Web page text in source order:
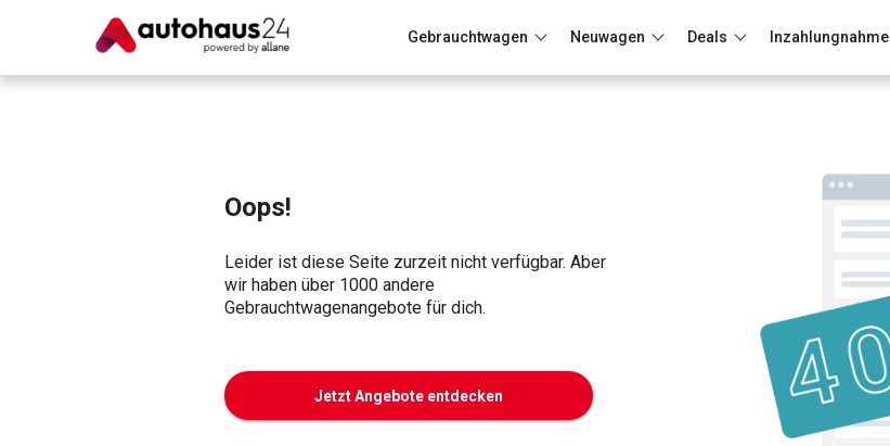
Gebrauchtwagen Neuwagen Deals Inzahlungnahme
Oops!
Leider ist diese Seite zurzeit nicht verfügbar. Aber
wir haben über 1000 andere
Gebrauchtwagenangebote für dich.
Jetzt Angebote entdecken